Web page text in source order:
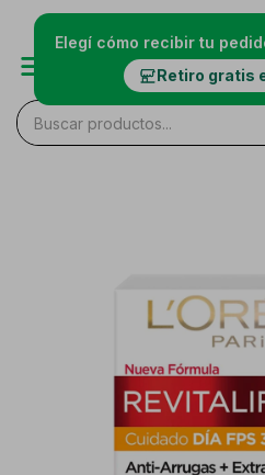
Elegí cómo recibir tu
Retiro gratis